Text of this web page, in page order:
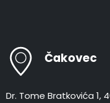
Čakovec
Dr. Tome Bratkovića 1,